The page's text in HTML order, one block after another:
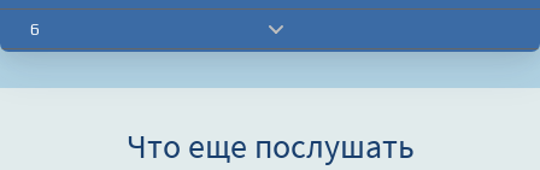
6
Что еще послушать